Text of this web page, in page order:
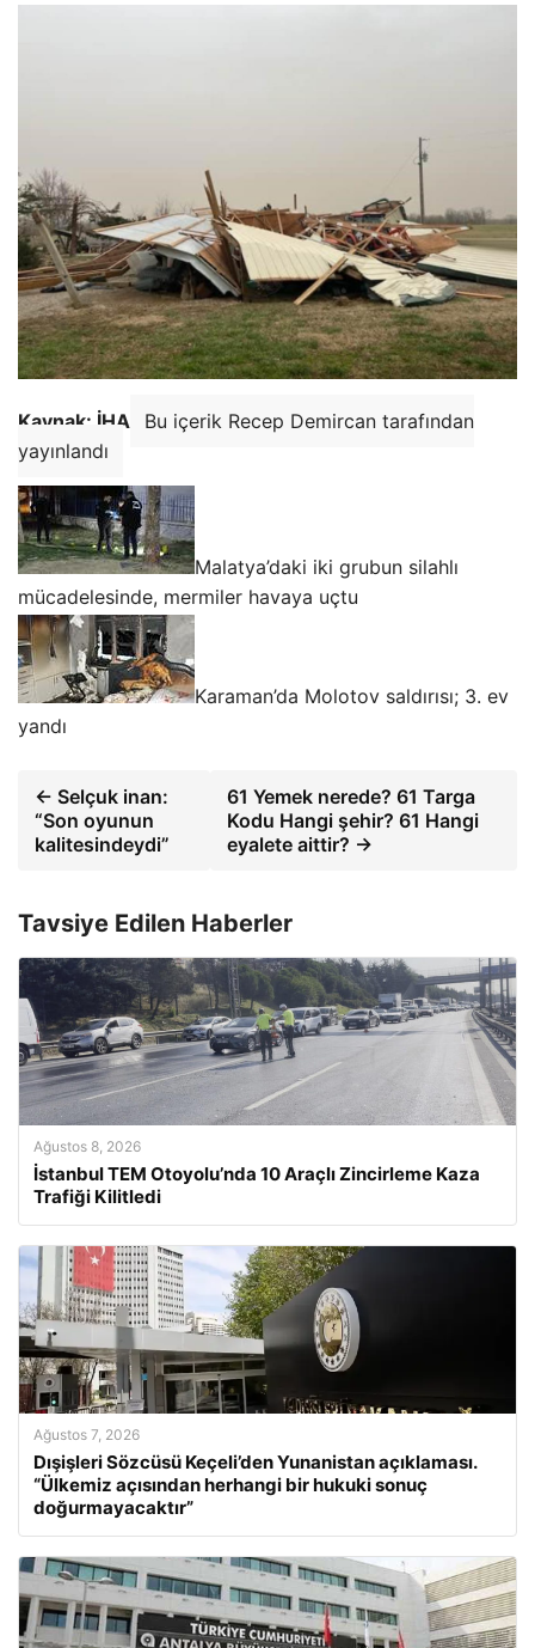
Kaynak: İHA
Bu içerik Recep Demircan tarafından
yayınlandı
Malatya’daki iki grubun silahlı
mücadelesinde, mermiler havaya uçtu
Karaman’da Molotov saldırısı; 3. ev
yandı
← Selçuk inan:
“Son oyunun
kalitesindeydi”
61 Yemek nerede? 61 Targa
Kodu Hangi şehir? 61 Hangi
eyalete aittir? →
Tavsiye Edilen Haberler
Ağustos 8, 2026
İstanbul TEM Otoyolu’nda 10 Araçlı Zincirleme Kaza
Trafiği Kilitledi
Ağustos 7, 2026
Dışişleri Sözcüsü Keçeli’den Yunanistan açıklaması.
“Ülkemiz açısından herhangi bir hukuki sonuç
doğurmayacaktır”